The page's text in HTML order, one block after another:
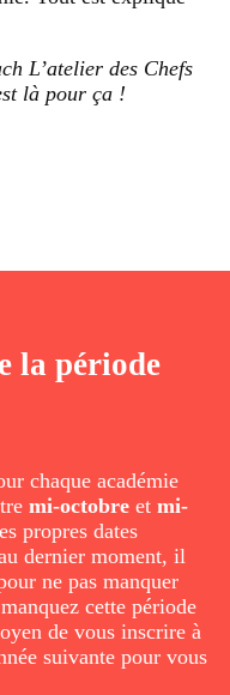
L’atelier des Chefs
là pour ça !
la période
chaque académie
mi-octobre et mi-
propres dates
dernier moment, il
ne pas manquer
cette période
de vous inscrire à
suivante pour vous